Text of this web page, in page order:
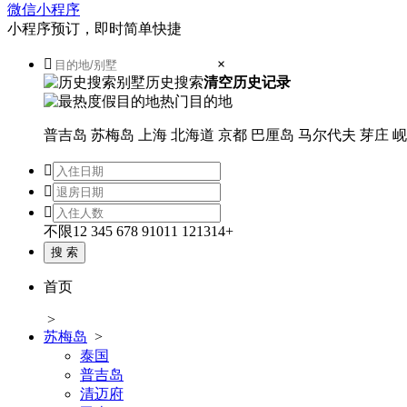
微信小程序
小程序预订，即时简单快捷

×
历史搜索清空历史记录
热门目的地
普吉岛 苏梅岛 上海 北海道 京都 巴厘岛 马尔代夫 芽庄



不限1 2 345 678 91011 121314+
首页
>
苏梅岛 >
泰国
普吉岛
清迈府